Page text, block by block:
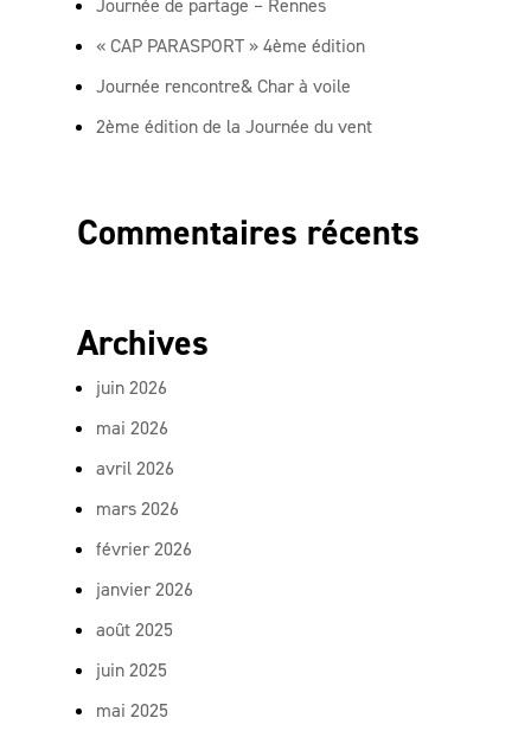
Journée de partage – Rennes
« CAP PARASPORT » 4ème édition
Journée rencontre& Char à voile
2ème édition de la Journée du vent
Commentaires récents
Archives
juin 2026
mai 2026
avril 2026
mars 2026
février 2026
janvier 2026
août 2025
juin 2025
mai 2025